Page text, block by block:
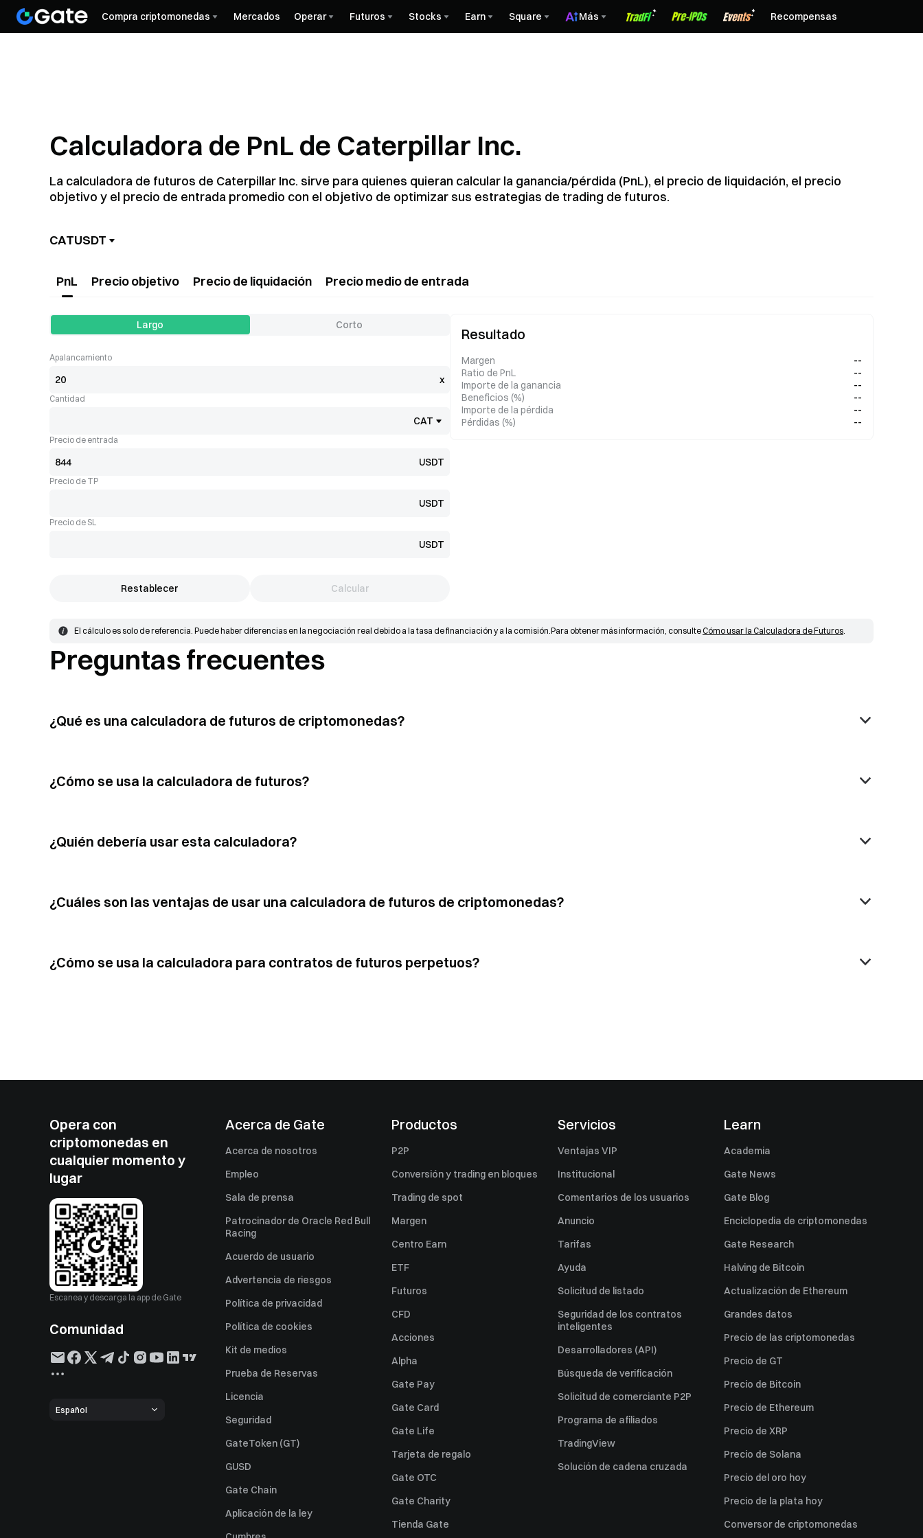
Compra criptomonedas Mercados Operar Futuros Stocks Earn Square Más Recompensas
Calculadora de PnL de Caterpillar Inc.
La calculadora de futuros de Caterpillar Inc. sirve para quienes quieran calcular la ganancia/pérdida (PnL), el precio de liquidación, el precio
objetivo y el precio de entrada promedio con el objetivo de optimizar sus estrategias de trading de futuros.
CATUSDT
PnL Precio objetivo Precio de liquidación Precio medio de entrada
Largo Corto
Apalancamiento
x
Cantidad
CAT
Precio de entrada
USDT
Precio de TP
USDT
Precio de SL
USDT
Restablecer Calcular
Resultado
Margen
--
Ratio de PnL
--
Importe de la ganancia
--
Beneficios (%)
--
Importe de la pérdida
--
Pérdidas (%)
--
El cálculo es solo de referencia. Puede haber diferencias en la negociación real debido a la tasa de financiación y a la comisión.Para obtener más información, consulte Cómo usar la Calculadora de Futuros.
Preguntas frecuentes
¿Qué es una calculadora de futuros de criptomonedas?
¿Cómo se usa la calculadora de futuros?
¿Quién debería usar esta calculadora?
¿Cuáles son las ventajas de usar una calculadora de futuros de criptomonedas?
¿Cómo se usa la calculadora para contratos de futuros perpetuos?
Opera con
criptomonedas en
cualquier momento y
lugar
Escanea y descarga la app de Gate
Comunidad
Español
Acerca de Gate
Acerca de nosotros
Empleo
Sala de prensa
Patrocinador de Oracle Red Bull
Racing
Acuerdo de usuario
Advertencia de riesgos
Política de privacidad
Política de cookies
Kit de medios
Prueba de Reservas
Licencia
Seguridad
GateToken (GT)
GUSD
Gate Chain
Aplicación de la ley
Productos
P2P
Conversión y trading en bloques
Trading de spot
Margen
Centro Earn
ETF
Futuros
CFD
Acciones
Alpha
Gate Pay
Gate Card
Gate Life
Tarjeta de regalo
Gate OTC
Gate Charity
Tienda Gate
Servicios
Ventajas VIP
Institucional
Comentarios de los usuarios
Anuncio
Tarifas
Ayuda
Solicitud de listado
Seguridad de los contratos
inteligentes
Desarrolladores (API)
Búsqueda de verificación
Solicitud de comerciante P2P
Programa de afiliados
TradingView
Solución de cadena cruzada
Learn
Academia
Gate News
Gate Blog
Enciclopedia de criptomonedas
Gate Research
Halving de Bitcoin
Actualización de Ethereum
Grandes datos
Precio de las criptomonedas
Precio de GT
Precio de Bitcoin
Precio de Ethereum
Precio de XRP
Precio de Solana
Precio del oro hoy
Precio de la plata hoy
Conversor de criptomonedas